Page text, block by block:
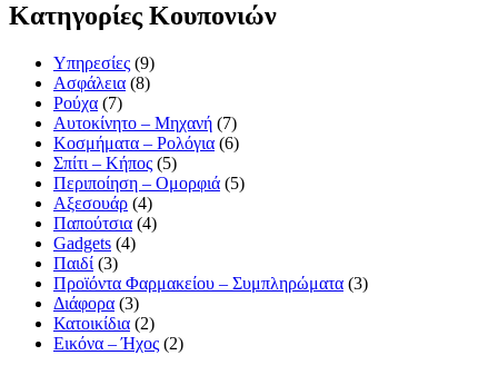
Κατηγορίες Κουπονιών
Υπηρεσίες (9)
Ασφάλεια (8)
Ρούχα (7)
Αυτοκίνητο – Μηχανή (7)
Κοσμήματα – Ρολόγια (6)
Σπίτι – Κήπος (5)
Περιποίηση – Ομορφιά (5)
Αξεσουάρ (4)
Παπούτσια (4)
Gadgets (4)
Παιδί (3)
Προϊόντα Φαρμακείου – Συμπληρώματα (3)
Διάφορα (3)
Κατοικίδια (2)
Εικόνα – Ήχος (2)